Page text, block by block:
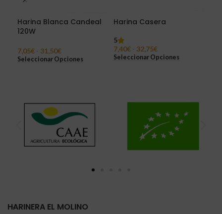
Harina Blanca Candeal
120W
7,05€ - 31,50€
Seleccionar Opciones
Harina Casera
5
7,40€ - 32,75€
Seleccionar Opciones
HARINERA EL MOLINO